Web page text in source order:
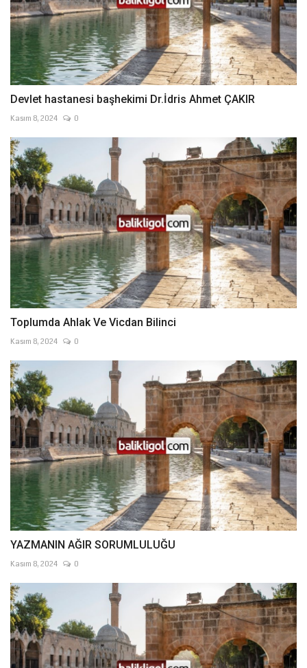
Devlet hastanesi başhekimi Dr.İdris Ahmet ÇAKIR
Kasım 8, 2024 0
Toplumda Ahlak Ve Vicdan Bilinci
Kasım 8, 2024 0
YAZMANIN AĞIR SORUMLULUĞU
Kasım 8, 2024 0